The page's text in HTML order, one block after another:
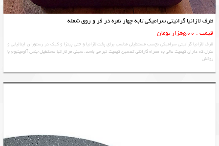
ظرف لازانیا گرانیتی سرامیکی تابه چهار نفره در فر و روی شعله
قیمت : 500هزار تومان
ظرف لازانیا گرانیتی سرامیکی نچسب مستطیلی مناسب برای پخت لازانیا و حتی پیتزا و کیک در رستوران ایتالیایی و
منزل که دارای کیفیت عالی به همراه گارانتی تضمین کیفیت نیز می باشد. سینی فر لازانیا مستطیل جنس آلومینیوم با
روکش